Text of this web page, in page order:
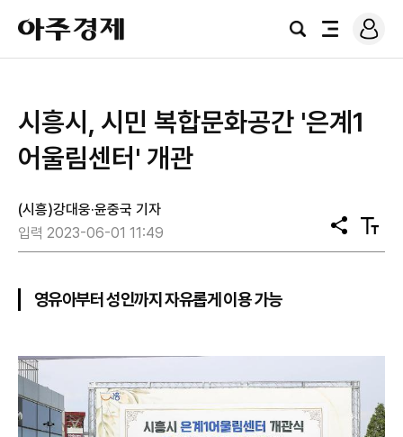
아
주
경
검
전
로
그
시흥시, 시민 복합문화공간 '은계1
어울림센터' 개관
(시흥)강대웅·윤중국 기자
입력 2023-06-01 11:49
공
유
텍
스
영유아부터 성인까지 자유롭게 이용 가능